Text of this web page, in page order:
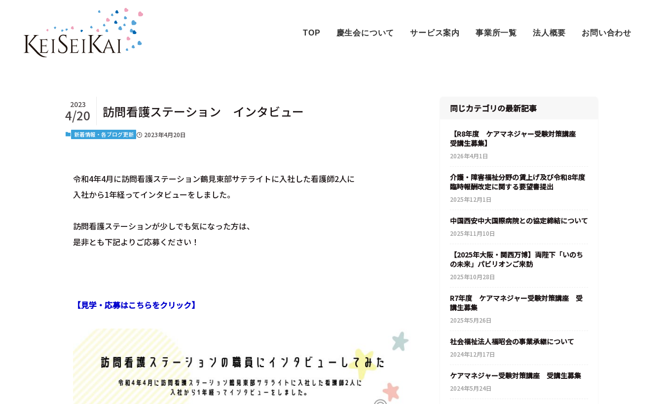
TOP 慶生会について サービス案内 事業所一覧 法人概要 お問い合わせ
訪問看護ステーション インタビュー
2023
4/20
新着情報・各ブログ更新 2023年4月20日
令和4年4月に訪問看護ステーション鶴見東部サテライトに入社した看護師2人に
入社から1年経ってインタビューをしました。
訪問看護ステーションが少しでも気になった方は、
是非とも下記よりご応募ください！
【見学・応募はこちらをクリック】
同じカテゴリの最新記事
【R8年度 ケアマネジャー受験対策講座
受講生募集】
2026年4月1日
介護・障害福祉分野の賃上げ及び令和8年度
臨時報酬改定に関する要望書提出
2025年12月1日
中国西安中大国際病院との協定締結について
2025年11月10日
【2025年大阪・関西万博】両陛下「いのち
の未来」パビリオンご来訪
2025年10月28日
R7年度 ケアマネジャー受験対策講座 受
講生募集
2025年5月26日
社会福祉法人福昭会の事業承継について
2024年12月17日
ケアマネジャー受験対策講座 受講生募集
2024年5月24日